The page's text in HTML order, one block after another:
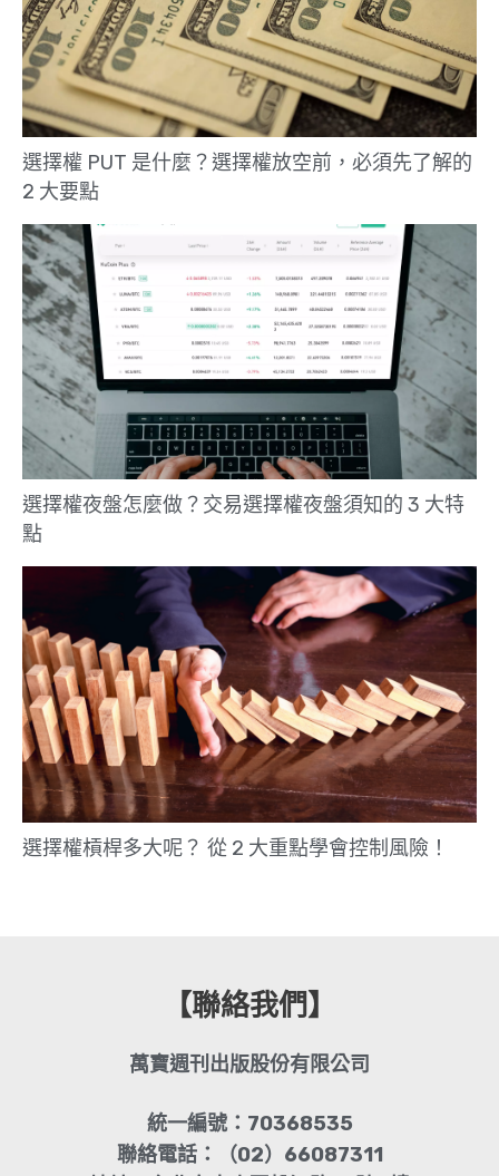
選擇權 PUT 是什麼？選擇權放空前，必須先了解的
2 大要點
選擇權夜盤怎麼做？交易選擇權夜盤須知的 3 大特
點
選擇權槓桿多大呢？ 從 2 大重點學會控制風險！
【聯絡我們】
萬寶週刊出版股份有限公司
統一編號：70368535
聯絡電話：（02）66087311